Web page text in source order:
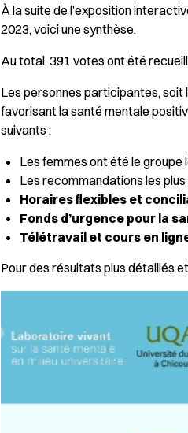
À la suite de l’exposition
2023, voici une synthèse.
Au total, 391 votes ont été
Les personnes participantes, soit
favorisant la santé mentale
suivants :
Les femmes ont été le groupe
Les recommandations les
Horaires flexibles et
Fonds d’urgence pour la
Télétravail et cours en
Pour des résultats plus détaillés